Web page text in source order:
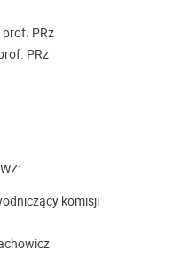
PRz
PRz
komisji